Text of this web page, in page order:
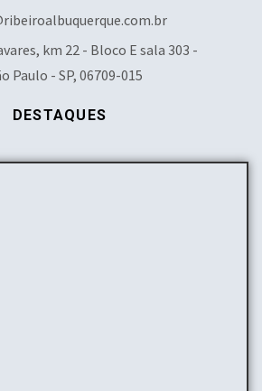
km 22 - Bloco E sala 303 -
Paulo - SP, 06709-015
DESTAQUES